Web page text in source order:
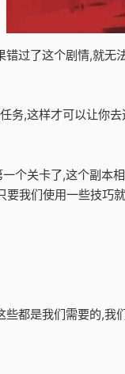
过了这个剧情,就
务,这样才可以让你
个关卡了,这个副本
我们使用一些技巧
都是我们需要的,